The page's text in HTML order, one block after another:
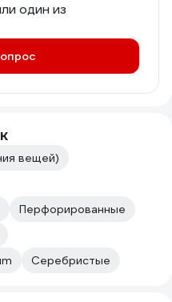
один из
вещей)
Перфорированные
Серебристые